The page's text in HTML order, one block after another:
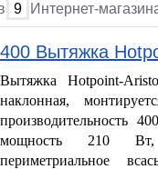
9 Интернет-
400 Вытяжка
Вытяжка Hotpoint-
наклонная,
производительность
мощность 210 Вт,
периметриальное